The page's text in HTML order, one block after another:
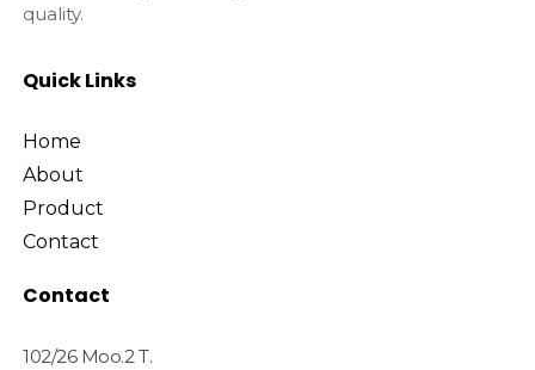
quality.
Quick Links
Home
About
Product
Contact
Contact
102/26 Moo.2 T.